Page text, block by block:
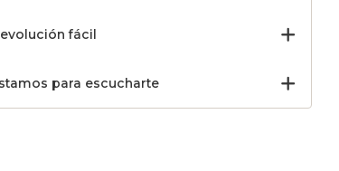
fácil
para escucharte